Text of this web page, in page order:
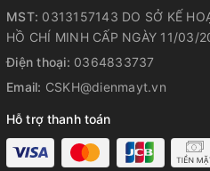
người nội trợ nướng các thực
củ quả một cách nhanh chóng,
798LV tại nhà người nội trợ sẽ
phẩm sạch cũng như là chủ
MST: 0313157143 DO SỞ KẾ
HỒ CHÍ MINH CẤP NGÀY 11/03/
Điện thoại: 0364833737
Email: CSKH@dienmayt.vn
Hỗ trợ thanh toán